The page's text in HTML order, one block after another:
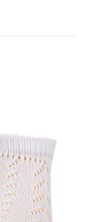
lista
de
deseos